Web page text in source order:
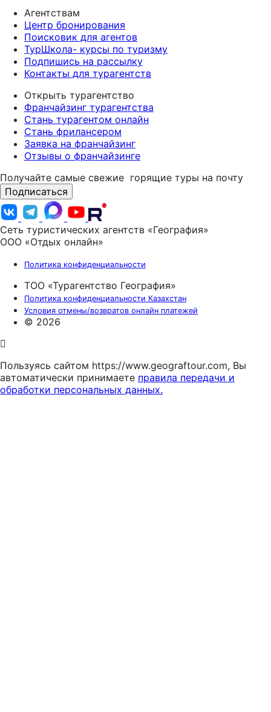
Агентствам
Центр бронирования
Поисковик для агентов
ТурШкола- курсы по туризму
Подпишись на рассылку
Контакты для турагентств
Открыть турагентство
Франчайзинг турагентства
Стань турагентом онлайн
Стань фрилансером
Заявка на франчайзинг
Отзывы о франчайзинге
Получайте самые свежие горящие туры на почту
Подписаться
Сеть туристических агентств «География»
ООО «Отдых онлайн»
Политика конфиденциальности
ТОО «Турагентство География»
Политика конфиденциальности Казахстан
Условия отмены/возвратов онлайн платежей
© 2026
Пользуясь сайтом https://www.geograftour.com, Вы
автоматически принимаете правила передачи и
обработки персональных данных.